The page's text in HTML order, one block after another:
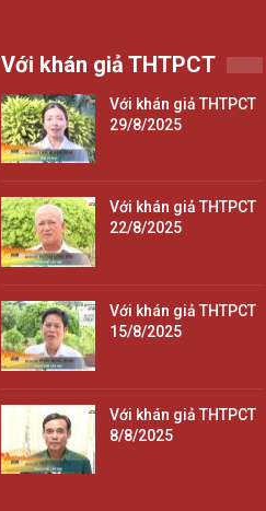
Với khán giả THTPCT
Với khán giả THTPCT
29/8/2025
Với khán giả THTPCT
22/8/2025
Với khán giả THTPCT
15/8/2025
Với khán giả THTPCT
8/8/2025